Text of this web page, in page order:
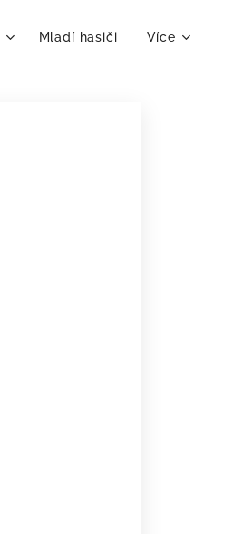
Mladí hasiči Více